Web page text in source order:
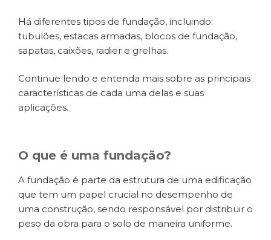
Há diferentes tipos de fundação, incluindo:
tubulões, estacas armadas, blocos de fundação,
sapatas, caixões, radier e grelhas.
Continue lendo e entenda mais sobre as principais
características de cada uma delas e suas
aplicações.
O que é uma fundação?
A fundação é parte da estrutura de uma edificação
que tem um papel crucial no desempenho de
uma construção, sendo responsável por distribuir o
peso da obra para o solo de maneira uniforme.